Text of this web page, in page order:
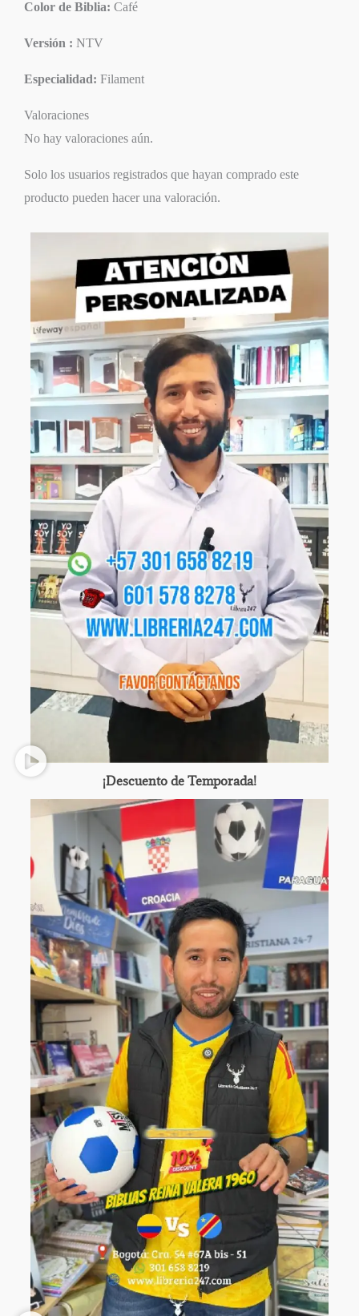
Color de Biblia: Café
Versión : NTV
Especialidad: Filament
Valoraciones
No hay valoraciones aún.
Solo los usuarios registrados que hayan comprado este
producto pueden hacer una valoración.
¡Descuento de Temporada!